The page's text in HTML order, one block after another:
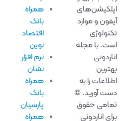
و موارد
با مجله
را به
آورید. ©
حقوق
اناردونی
همراه
اقتصاد
نرم افزار
نشان
همراه
پارسیان
همراه